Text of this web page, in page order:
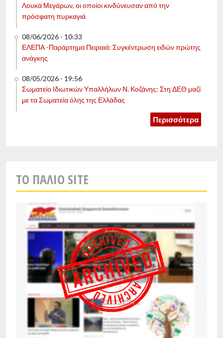
Λουκά Μεγάρων, οι οποίοι κινδύνευσαν από την
πρόσφατη πυρκαγιά
08/06/2026 - 10:33
ΕΛΕΠΑ -Παράρτημα Πειραιά: Συγκέντρωση ειδών πρώτης
ανάγκης
08/05/2026 - 19:56
Σωματείο Ιδιωτικών Υπαλλήλων Ν. Κοζάνης: Στη ΔΕΘ μαζί
με τα Σωματεία όλης της Ελλάδας
Περισσότερα
TO ΠΑΛΙO SITE